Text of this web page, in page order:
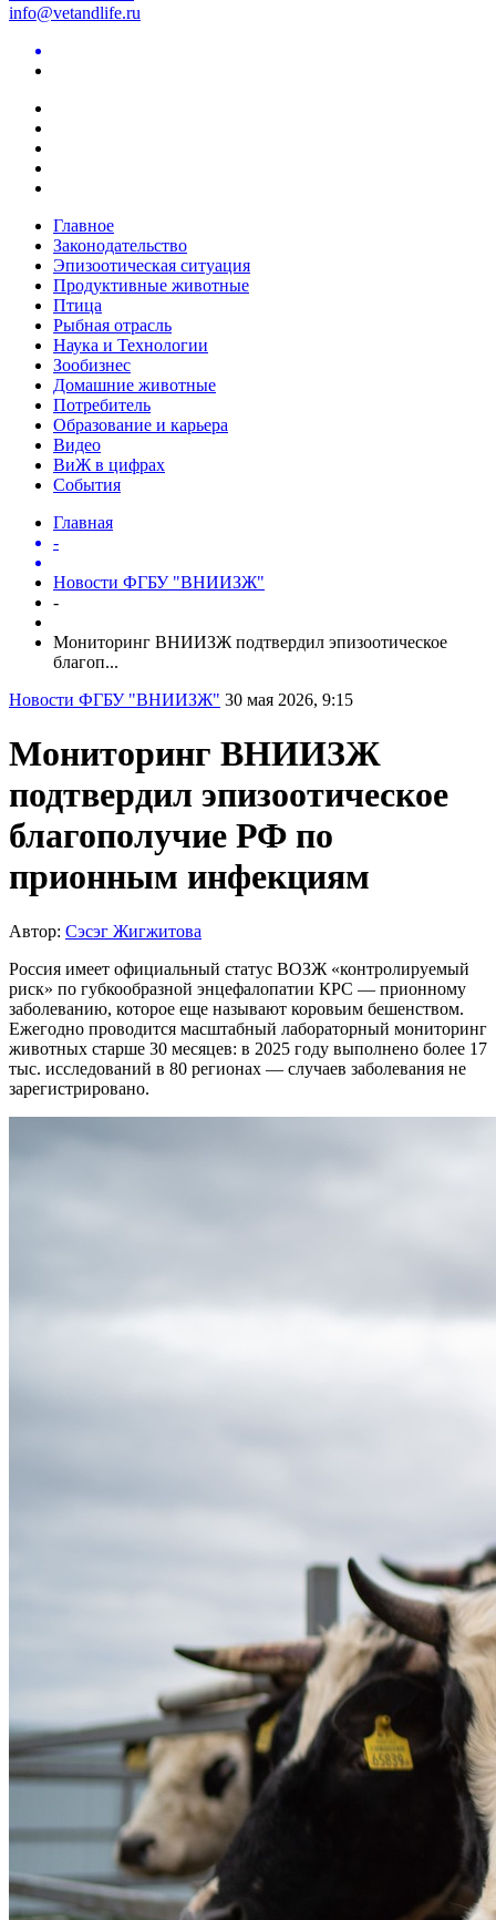
info@vetandlife.ru
Главное
Законодательство
Эпизоотическая ситуация
Продуктивные животные
Птица
Рыбная отрасль
Наука и Технологии
Зообизнес
Домашние животные
Потребитель
Образование и карьера
Видео
ВиЖ в цифрах
События
Главная
-
Новости ФГБУ "ВНИИЗЖ"
-
Мониторинг ВНИИЗЖ подтвердил эпизоотическое
благоп...
Новости ФГБУ "ВНИИЗЖ" 30 мая 2026, 9:15
Мониторинг ВНИИЗЖ
подтвердил эпизоотическое
благополучие РФ по
прионным инфекциям
Автор: Сэсэг Жигжитова
Россия имеет официальный статус ВОЗЖ «контролируемый
риск» по губкообразной энцефалопатии КРС — прионному
заболеванию, которое еще называют коровьим бешенством.
Ежегодно проводится масштабный лабораторный мониторинг
животных старше 30 месяцев: в 2025 году выполнено более 17
тыс. исследований в 80 регионах — случаев заболевания не
зарегистрировано.